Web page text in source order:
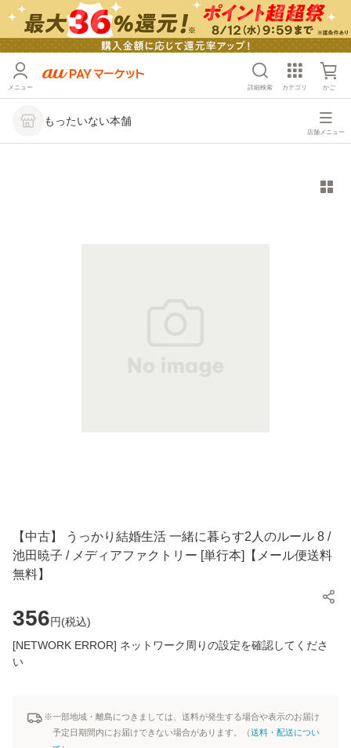
メニュー 詳細検索 カテゴリ かご
もったいない本舗
店舗メニュー
【中古】 うっかり結婚生活 一緒に暮らす2人のルール 8 /
池田暁子 / メディアファクトリー [単行本]【メール便送料
無料】
356円(税込)
[NETWORK ERROR] ネットワーク周りの設定を確認してくださ
い
※一部地域・離島につきましては、送料が発生する場合や表示のお届け
予定日期間内にお届けできない場合があります。（送料・配送につい